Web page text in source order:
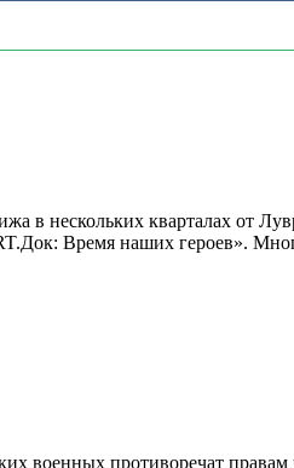
в нескольких кварталах от
Время наших героев».
военных противоречат правам